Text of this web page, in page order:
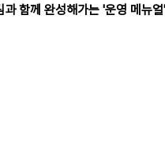
과 함께 완성해가는 '운영 메뉴